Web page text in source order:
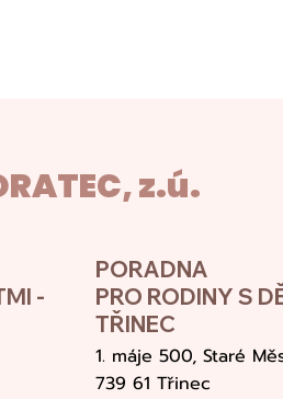
z.ú.
-
PORADNA
PRO RODINY S
TŘINEC
1. máje 500, Staré
739 61 Třinec